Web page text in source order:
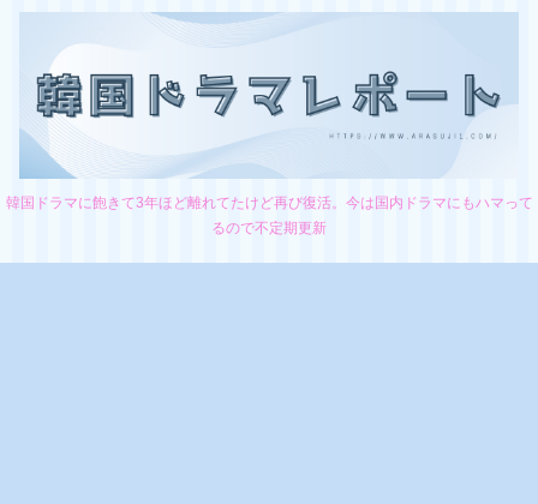
韓国ドラマに飽きて3年ほど離れてたけど再び復活。今は国内ドラマにもハマって
るので不定期更新